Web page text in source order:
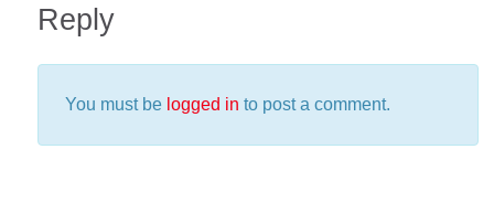
Reply
You must be logged in to post a comment.